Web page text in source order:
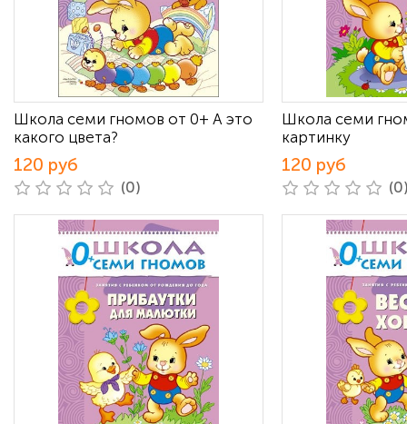
Школа семи гномов от 0+ А это
какого цвета?
120 руб
(0)
Школа семи
картинку
120 руб